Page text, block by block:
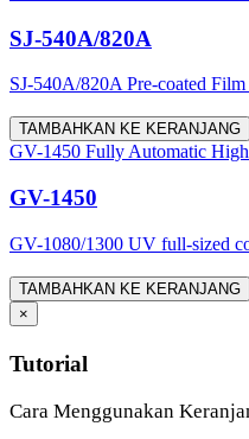
SJ-540A/820A
SJ-540A/820A Pre-coated
TAMBAHKAN KE KERANJANG
GV-1450 Fully Automatic
GV-1450
GV-1080/1300 UV full-sized
TAMBAHKAN KE KERANJANG
×
Tutorial
Cara Menggunakan